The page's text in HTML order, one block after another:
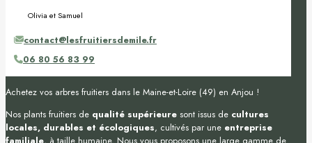
Olivia et Samuel
contact@lesfruitiersdemile.fr
06 80 56 83 99
Achetez vos arbres fruitiers dans le Maine-et-Loire (49) en Anjou !
Nos plants fruitiers de qualité supérieure sont issus de cultures
locales, durables et écologiques, cultivés par une entreprise